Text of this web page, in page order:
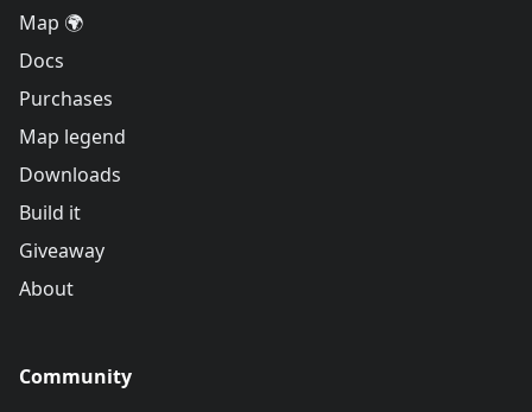
Map 🌍
Docs
Purchases
Map legend
Downloads
Build it
Giveaway
About
Community